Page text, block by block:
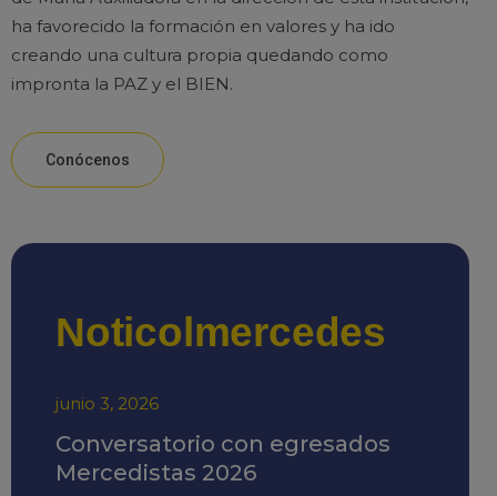
ha favorecido la formación en valores y ha ido
creando una cultura propia quedando como
impronta la PAZ y el BIEN.
Conócenos
Noticolmercedes
junio 3, 2026
Conversatorio con egresados
Mercedistas 2026